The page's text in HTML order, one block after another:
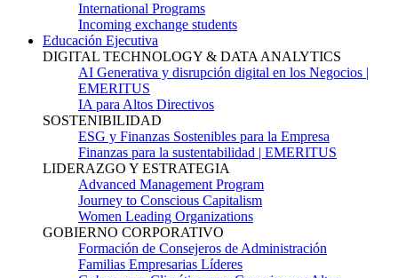
International Programs
Incoming exchange students
Educación Ejecutiva
DIGITAL TECHNOLOGY & DATA ANALYTICS
AI Generativa y disrupción digital en los Negocios |
EMERITUS
IA para Altos Directivos
SOSTENIBILIDAD
ESG y Finanzas Sostenibles para la Empresa
Finanzas para la sustentabilidad | EMERITUS
LIDERAZGO Y ESTRATEGIA
Advanced Management Program
Journey to Conscious Capitalism
Women Leading Organizations
GOBIERNO CORPORATIVO
Formación de Consejeros de Administración
Familias Empresarias Líderes